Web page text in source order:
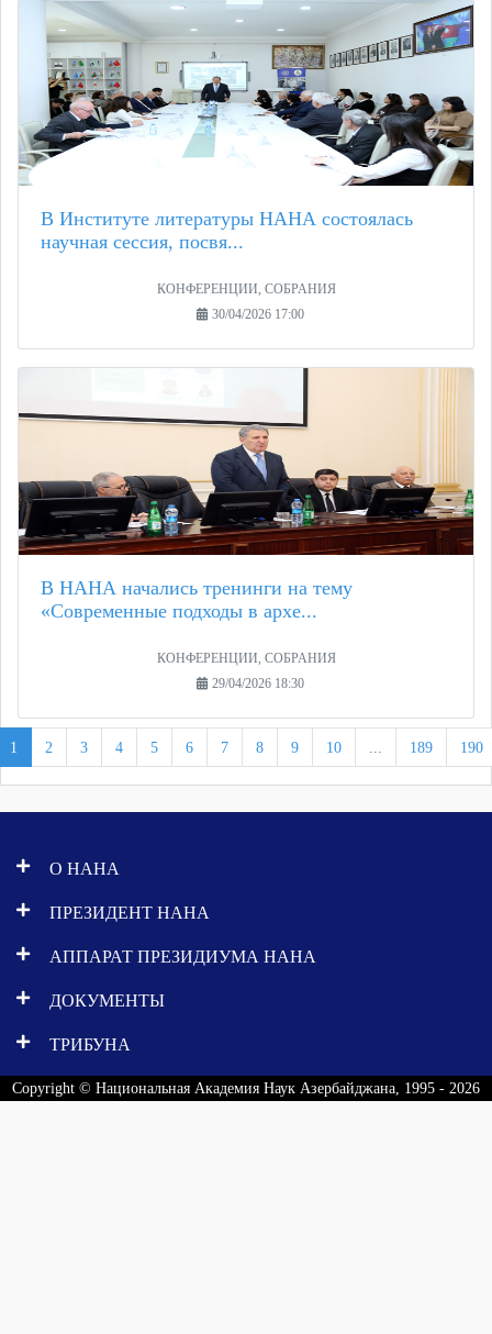
В Институте литературы НАНА состоялась
научная сессия, посвя...
КОНФЕРЕНЦИИ, СОБРАНИЯ
30/04/2026 17:00
В НАНА начались тренинги на тему
«Современные подходы в архе...
КОНФЕРЕНЦИИ, СОБРАНИЯ
29/04/2026 18:30
1 2 3 4 5 6 7 8 9 10 ... 189 190
О НАНА
ПРЕЗИДЕНТ НАНА
АППАРАТ ПРЕЗИДИУМА НАНА
ДОКУМЕНТЫ
ТРИБУНА
Copyright © Национальная Академия Наук Азербайджана, 1995 - 2026